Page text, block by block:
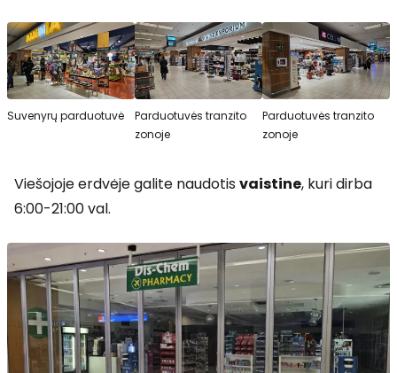
Suvenyrų parduotuvė
Parduotuvės tranzito
zonoje
Parduotuvės tranzito
zonoje
Viešojoje erdvėje galite naudotisvaistine, kuri dirba
6:00-21:00 val.